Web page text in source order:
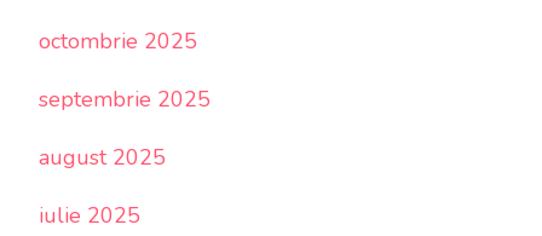
octombrie 2025
septembrie 2025
august 2025
iulie 2025